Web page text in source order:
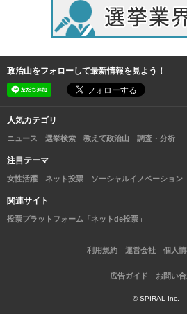
政治山をフォローして最新情報を見よう！
人気カテゴリ
ニュース 選挙検索 教えて政治山 調査・分析
注目テーマ
女性活躍 ネット投票 ソーシャルイノベーション
関連サイト
投票プラットフォーム「ネットde投票」
利用規約 運営会社 個人
広告ガイド お問い
© SPIRAL Inc.